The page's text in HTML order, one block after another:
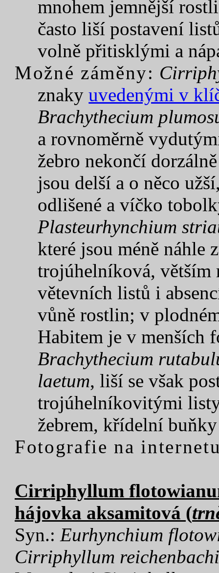
mnohem jemnější
často liší postavení
volně přitisklými a
Možné záměny:
znakyuvedenými v
Brachythecium
a rovnoměrně
žebro nekončí
jsou delší a o něco
odlišené a víčko
Plasteurhynchium
které jsou méně náhle
trojúhelníková, větším
větevních listů i
vůně rostlin; v
Habitem je v menších
Brachythecium
laetum, liší se však
trojúhelníkovitými listy
žebrem, křídelní
Fotografie na
Cirriphyllum
hájovka aksamitová (
Syn.: Eurhynchium
Cirriphyllum